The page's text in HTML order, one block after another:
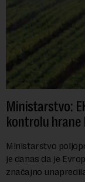
Ministarstvo:
kontrolu hrane
Ministarstvo
je danas da je
značajno